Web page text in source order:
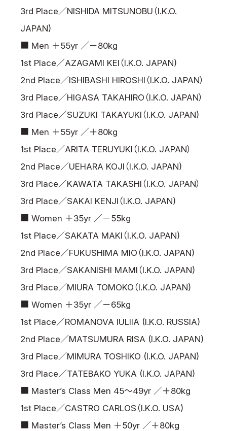
3rd Place／NISHIDA MITSUNOBU（I.K.O.
JAPAN)
■ Men ＋55yr ／－80kg
1st Place／AZAGAMI KEI（I.K.O. JAPAN)
2nd Place／ISHIBASHI HIROSHI（I.K.O. JAPAN）
3rd Place／HIGASA TAKAHIRO（I.K.O. JAPAN）
3rd Place／SUZUKI TAKAYUKI（I.K.O. JAPAN)
■ Men ＋55yr ／＋80kg
1st Place／ARITA TERUYUKI（I.K.O. JAPAN）
2nd Place／UEHARA KOJI（I.K.O. JAPAN)
3rd Place／KAWATA TAKASHI（I.K.O. JAPAN）
3rd Place／SAKAI KENJI（I.K.O. JAPAN)
■ Women ＋35yr ／－55kg
1st Place／SAKATA MAKI（I.K.O. JAPAN)
2nd Place／FUKUSHIMA MIO（I.K.O. JAPAN)
3rd Place／SAKANISHI MAMI（I.K.O. JAPAN)
3rd Place／MIURA TOMOKO（I.K.O. JAPAN)
■ Women ＋35yr ／－65kg
1st Place／ROMANOVA IULIIA (I.K.O. RUSSIA)
2nd Place／MATSUMURA RISA (I.K.O. JAPAN)
3rd Place／MIMURA TOSHIKO (I.K.O. JAPAN)
3rd Place／TATEBAKO YUKA (I.K.O. JAPAN)
■ Master’s Class Men 45～49yr ／＋80kg
1st Place／CASTRO CARLOS（I.K.O. USA)
■ Master’s Class Men ＋50yr ／＋80kg